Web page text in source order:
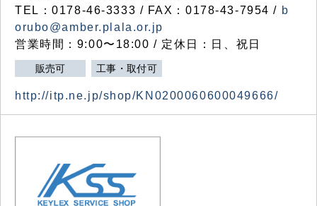
TEL：0178-46-3333 / FAX：0178-43-7954 / b
orubo@amber.plala.or.jp
営業時間：9:00〜18:00 / 定休日：日、祝日
販売可 工事・取付可
http://itp.ne.jp/shop/KN0200060600049666/